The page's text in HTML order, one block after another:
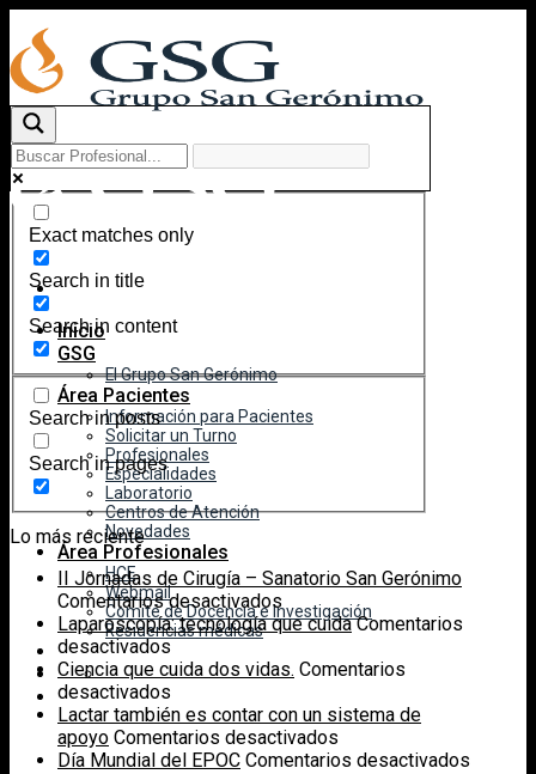
content
Inicio
GSG
El Grupo San Gerónimo
Área Pacientes
Información para Pacientes
Solicitar un Turno
Profesionales
Especialidades
Laboratorio
Centros de Atención
Novedades
Área Profesionales
HCE
Webmail
Comité de Docencia e Investigación
Residencias médicas
Exact matches only
Search in title
Search in content
Search in posts
Search in pages
Lo más reciente
II Jornadas de Cirugía – Sanatorio San Gerónimo
Comentarios desactivados
II
de
–
Sanatorio
San
Laparoscopía: tecnología que cuida Comentarios
desactivadosen
Laparoscopía:
que
cuida
Ciencia que cuida dos vidas. Comentarios
desactivados
Ciencia
que
cuida
Lactar también es contar con un sistema de
apoyo Comentarios desactivados
Lactar
Día Mundial del EPOC Comentarios desactivados